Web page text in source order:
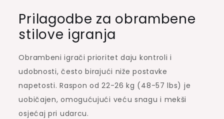
Prilagodbe za obrambene
stilove igranja
Obrambeni igrači prioritet daju kontroli i
udobnosti, često birajući niže postavke
napetosti. Raspon od 22-26 kg (48-57 lbs) je
uobičajen, omogućujući veću snagu i mekši
osjećaj pri udarcu.